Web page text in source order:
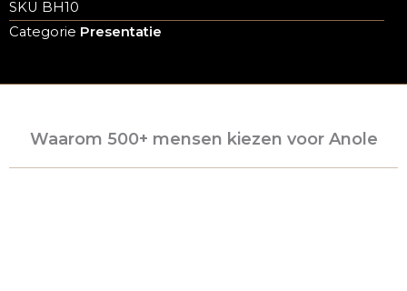
SKU BH10
Categorie Presentatie
Waarom 500+ mensen kiezen voor Anole